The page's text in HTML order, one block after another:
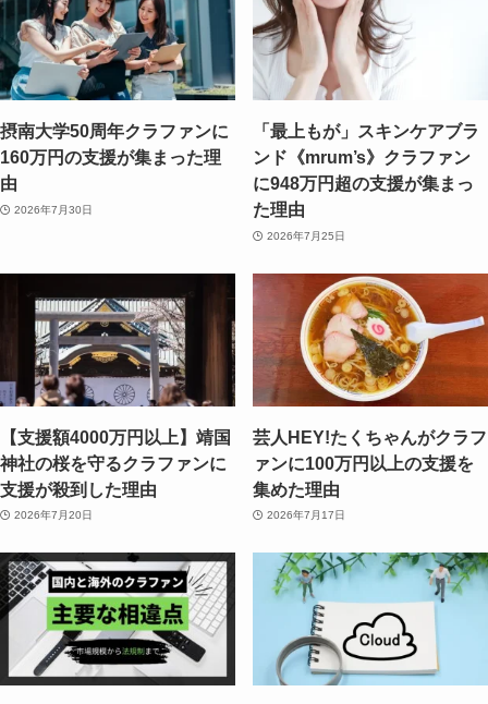
摂南大学50周年クラファンに
160万円の支援が集まった理
由
2026年7月30日
「最上もが」スキンケアブラ
ンド《mrum’s》クラファン
に948万円超の支援が集まっ
た理由
2026年7月25日
【支援額4000万円以上】靖国
神社の桜を守るクラファンに
支援が殺到した理由
2026年7月20日
芸人HEY!たくちゃんがクラフ
ァンに100万円以上の支援を
集めた理由
2026年7月17日